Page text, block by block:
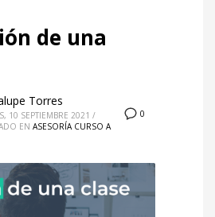
de una
0
Torres
10 SEPTIEMBRE 2021 /
EN ASESORÍA CURSO A